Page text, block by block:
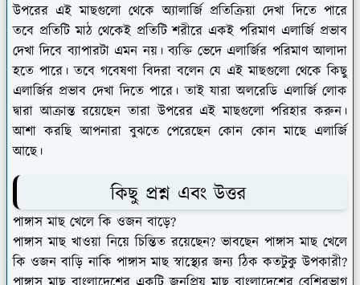
উপরের এই মাছগুলো থেকে অ্যালার্জি প্রতিক্রিয়া দেখা দিতে পারে
তবে প্রতিটি মাঠ থেকেই প্রতিটি শরীরে একই পরিমাণ এলার্জি প্রভাব
দেখা দিবে ব্যাপারটা এমন নয়। ব্যক্তি ভেদে এলার্জির পরিমাণ আলাদা
হতে পারে। তবে গবেষণা বিদরা বলেন যে এই মাছগুলো থেকে কিছু
এলার্জির প্রভাব দেখা দিতে পারে। তাই যারা অলরেডি এলার্জি লোক
দ্বারা আক্রান্ত রয়েছেন তারা উপরের এই মাছগুলো পরিহার করুন।
আশা করছি আপনারা বুঝতে পেরেছেন কোন কোন মাছে এলার্জি
আছে।
কিছু প্রশ্ন এবং উত্তর
পাঙ্গাস মাছ খেলে কি ওজন বাড়ে?
পাঙ্গাস মাছ খাওয়া নিয়ে চিন্তিত রয়েছেন? ভাবছেন পাঙ্গাস মাছ খেলে
কি ওজন বাড়ি নাকি পাঙ্গাস মাছ স্বাস্থ্যের জন্য ঠিক কতটুকু উপকারী?